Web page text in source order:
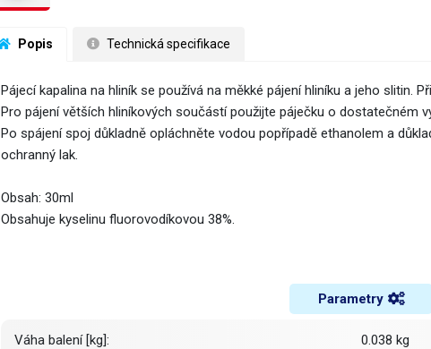
Popis Technická specifikace
Pájecí kapalina na hliník se používá na měkké pájení hliníku a jeho slitin.
Pro pájení větších hliníkových součástí použijte páječku o dostatečném
Po spájení spoj důkladně opláchněte vodou popřípadě ethanolem a
ochranný lak.
Obsah: 30ml
Obsahuje kyselinu fluorovodíkovou 38%.
Parametry
Váha balení [kg]: 0.038 kg